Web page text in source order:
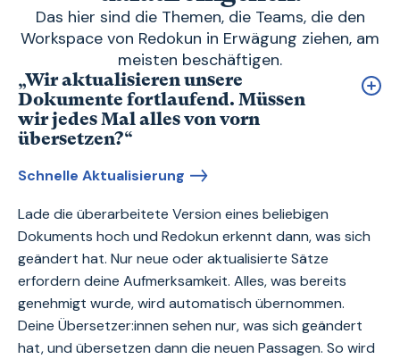
Das hier sind die Themen, die Teams, die den
Workspace von Redokun in Erwägung ziehen, am
meisten beschäftigen.
„Wir aktualisieren unsere
Dokumente fortlaufend. Müssen
wir jedes Mal alles von vorn
übersetzen?“
Schnelle Aktualisierung
Lade die überarbeitete Version eines beliebigen
Dokuments hoch und Redokun erkennt dann, was sich
geändert hat. Nur neue oder aktualisierte Sätze
erfordern deine Aufmerksamkeit. Alles, was bereits
genehmigt wurde, wird automatisch übernommen.
Deine Übersetzer:innen sehen nur, was sich geändert
hat, und übersetzen dann die neuen Passagen. So wird